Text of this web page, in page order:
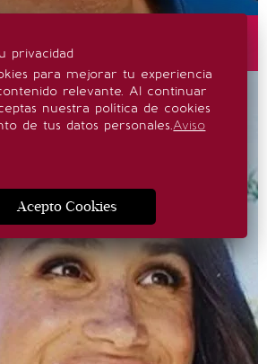
detrás del video viral
"el rey más guapo"
privacidad
para mejorar tu experiencia
relevante. Al continuar
nuestra política de cookies
de tus datos personales.Aviso
Acepto Cookies